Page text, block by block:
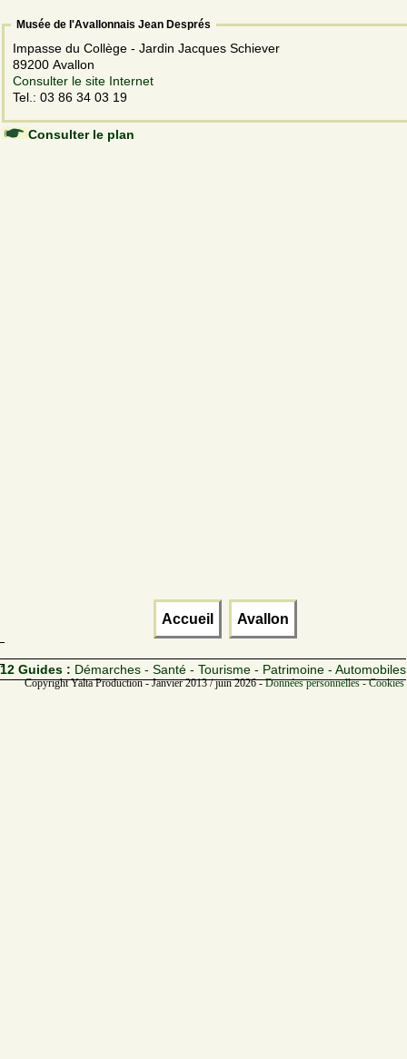
Musée de l'Avallonnais Jean Després
Impasse du Collège - Jardin Jacques Schiever
89200 Avallon
Consulter le site Internet
Tel.: 03 86 34 03 19
Consulter le plan
Accueil Avallon
12 Guides : Démarches - Santé - Tourisme - Patrimoine - Automobiles
Copyright Yalta Production - Janvier 2013 / juin 2026 -Données personnelles -